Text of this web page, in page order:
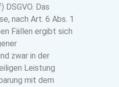
DSGVO. Das
nach Art. 6 Abs. 1
Fällen ergibt sich
zwar in der
Leistung
mit dem